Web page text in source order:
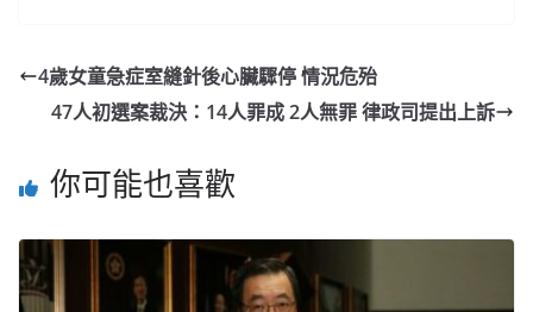
4歲女童急症室縫針後心臟驟停 情況危殆
47人初選案裁決：14人罪成 2人無罪 律政司提出上訴
你可能也喜歡